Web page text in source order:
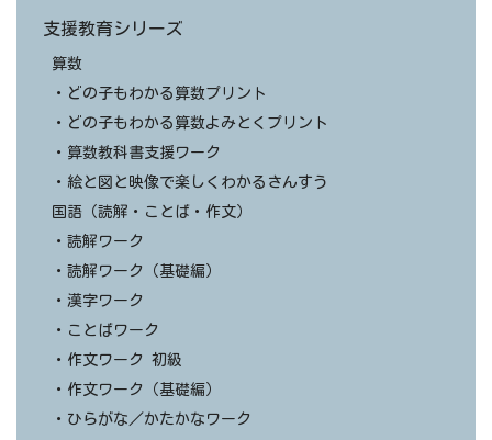
支援教育シリーズ
算数
・どの子もわかる算数プリント
・どの子もわかる算数よみとくプリント
・算数教科書支援ワーク
・絵と図と映像で楽しくわかるさんすう
国語（読解・ことば・作文）
・読解ワーク
・読解ワーク（基礎編）
・漢字ワーク
・ことばワーク
・作文ワーク 初級
・作文ワーク（基礎編）
・ひらがな／かたかなワーク